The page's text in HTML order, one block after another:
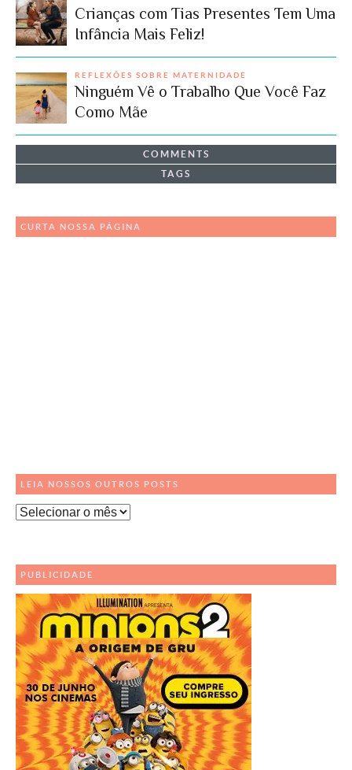
Crianças com Tias Presentes Tem Uma
Infância Mais Feliz!
REFLEXÕES SOBRE MATERNIDADE
Ninguém Vê o Trabalho Que Você Faz
Como Mãe
COMMENTS
TAGS
CURTA NOSSA PÁGINA
LEIA NOSSOS OUTROS POSTS
Leia
Posts
PUBLICIDADE